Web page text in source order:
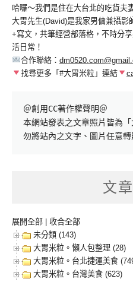
哈囉～我們是住在大台北的吃貨夫
大胃先生(David)是我家男傭兼攝
+寫文，共筆經營部落格，不時分
活日常！
合作聯絡：
找尋更多「#大胃米粒」連結
＠創用CC著作權聲明＠
本網站發表之文章照片皆為
勿將站內之文字、圖片任意
文
展開全部
收合全部
未分類 (143)
大胃米粒。懶人包整理 (28)
大胃米粒。台北捷運美食
大胃米粒。台灣美食 (623)